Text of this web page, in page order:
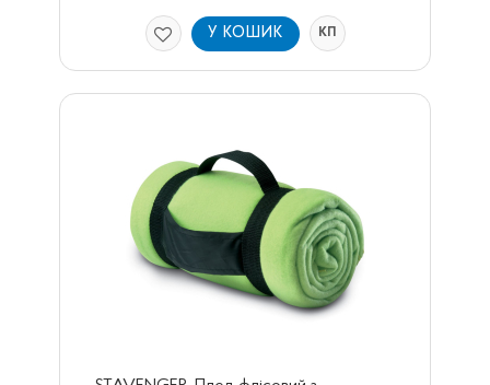
У КОШИК КП